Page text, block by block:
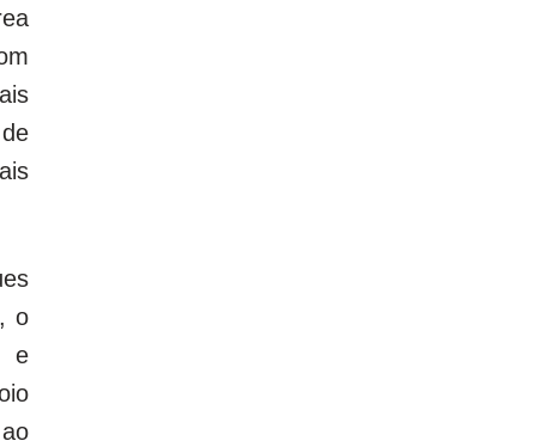
, o
e